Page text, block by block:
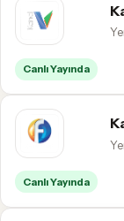
Canlı Yayında
Canlı Yayında